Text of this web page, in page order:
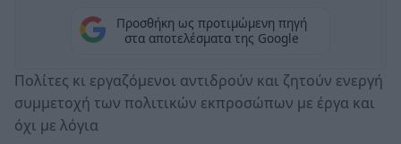
Προσθήκη ως προτιμώμενη πηγή
στα αποτελέσματα της Google
Πολίτες κι εργαζόμενοι αντιδρούν και ζητούν ενεργή
συμμετοχή των πολιτικών εκπροσώπων με έργα και
όχι με λόγια